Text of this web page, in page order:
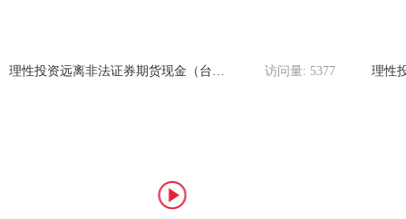
理性投资远离非法证券期货现金（台州部选送） 访问量: 5377